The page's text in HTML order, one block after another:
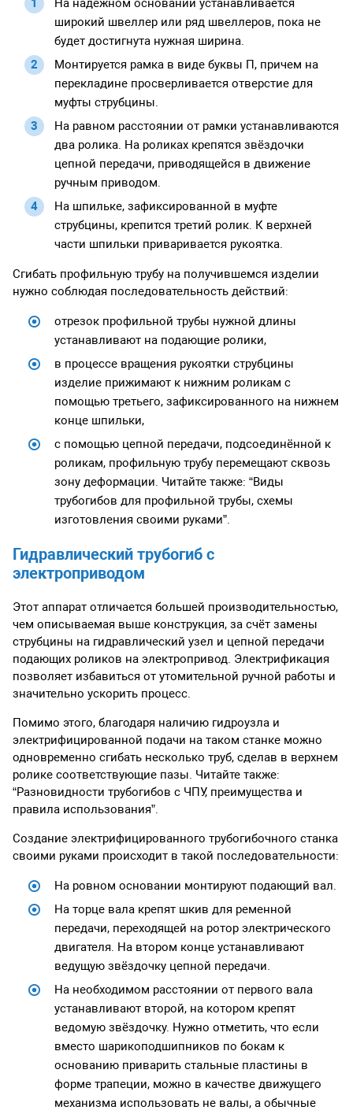
широкий швеллер или ряд швеллеров, пока не
будет достигнута нужная ширина.
Монтируется рамка в виде буквы П, причем на
перекладине просверливается отверстие для
муфты струбцины.
На равном расстоянии от рамки устанавливаются
два ролика. На роликах крепятся звёздочки
цепной передачи, приводящейся в движение
ручным приводом.
На шпильке, зафиксированной в муфте
струбцины, крепится третий ролик. К верхней
части шпильки приваривается рукоятка.
Сгибать профильную трубу на получившемся изделии
нужно соблюдая последовательность действий:
отрезок профильной трубы нужной длины
устанавливают на подающие ролики,
в процессе вращения рукоятки струбцины
изделие прижимают к нижним роликам с
помощью третьего, зафиксированного на нижнем
конце шпильки,
с помощью цепной передачи, подсоединённой к
роликам, профильную трубу перемещают сквозь
зону деформации. Читайте также: “Виды
трубогибов для профильной трубы, схемы
изготовления своими руками”.
Гидравлический трубогиб с
электроприводом
Этот аппарат отличается большей производительностью,
чем описываемая выше конструкция, за счёт замены
струбцины на гидравлический узел и цепной передачи
подающих роликов на электропривод. Электрификация
позволяет избавиться от утомительной ручной работы и
значительно ускорить процесс.
Помимо этого, благодаря наличию гидроузла и
электрифицированной подачи на таком станке можно
одновременно сгибать несколько труб, сделав в верхнем
ролике соответствующие пазы. Читайте также:
“Разновидности трубогибов с ЧПУ, преимущества и
правила использования”.
Создание электрифицированного трубогибочного станка
своими руками происходит в такой последовательности:
На ровном основании монтируют подающий вал.
На торце вала крепят шкив для ременной
передачи, переходящей на ротор электрического
двигателя. На втором конце устанавливают
ведущую звёздочку цепной передачи.
На необходимом расстоянии от первого вала
устанавливают второй, на котором крепят
ведомую звёздочку. Нужно отметить, что если
вместо шарикоподшипников по бокам к
основанию приварить стальные пластины в
форме трапеции, можно в качестве движущего
механизма использовать не валы, а обычные